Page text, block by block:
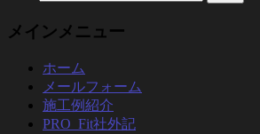
メインメニュー
ホーム
メールフォーム
施工例紹介
PRO_Fit社外記